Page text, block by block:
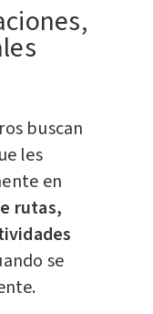
buscan
les
en
rutas,
se